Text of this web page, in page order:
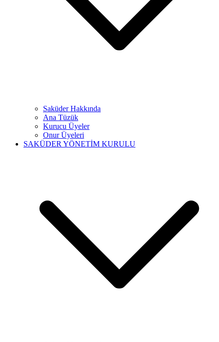
Saküder Hakkında
Ana Tüzük
Kurucu Üyeler
Onur Üyeleri
SAKÜDER YÖNETİM KURULU